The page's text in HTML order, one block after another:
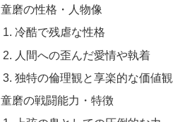
童磨の性格・人物像
冷酷で残虐な性格
人間への歪んだ愛情や執着
独特の倫理観と享楽的な価値観
童磨の戦闘能力・特徴